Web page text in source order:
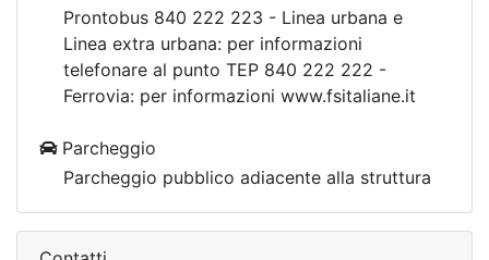
Prontobus 840 222 223 - Linea urbana e
Linea extra urbana: per informazioni
telefonare al punto TEP 840 222 222 -
Ferrovia: per informazioni www.fsitaliane.it
Parcheggio
Parcheggio pubblico adiacente alla struttura